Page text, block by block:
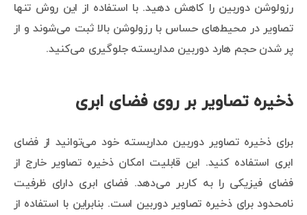
رزولوشن دوربین را کاهش دهید. با استفاده از این روش تنها
تصاویر در محیط‌های حساس با رزولوشن بالا ثبت می‌شوند و از
پر شدن حجم هارد دوربین مداربسته جلوگیری می‌کنید.
ذخیره تصاویر بر روی فضای ابری
برای ذخیره تصاویر دوربین مداربسته خود می‌توانید از فضای
ابری استفاده کنید. این قابلیت امکان ذخیره تصاویر خارج از
فضای فیزیکی را به کاربر می‌دهد. فضای ابری دارای ظرفیت
نامحدود برای ذخیره تصاویر دوربین است. بنابراین با استفاده از